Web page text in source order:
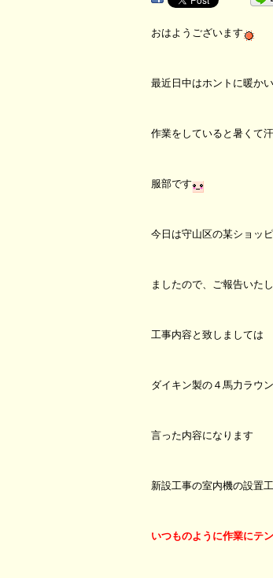
おはようございます
最近日中はホントに暖か
作業をしていると暑くて
服部です
今日は守山区の某ショッ
ましたので、ご報告いたし
工事内容と致しましては
ダイキン製の４馬力ラウ
言った内容になります
新設工事の室内機の設置
いつものように作業にテ